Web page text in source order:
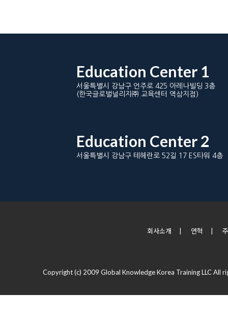
Education Center 1
서울특별시 강남구 언주로 425 아레나빌딩 3층
(한국글로벌널리지㈜ 교육센터 역삼지점)
Education Center 2
서울특별시 강남구 테헤란로 52길 17 ES타워 4층
회사소개 연혁
Copyright (c) 2009 Global Knowledge Korea Training LLC All